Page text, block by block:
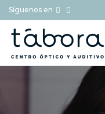
Síguenos en